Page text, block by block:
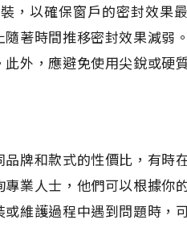
，以確保窗戶的密封效果
著時間推移密封效果減弱
外，應避免使用尖銳或硬
牌和款式的性價比，有時
業人士，他們可以根據你
維護過程中遇到問題時，